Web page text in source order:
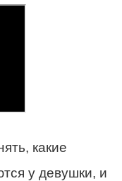
какие
у девушки, и